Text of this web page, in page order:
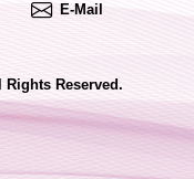
E-Mail
Reserved.